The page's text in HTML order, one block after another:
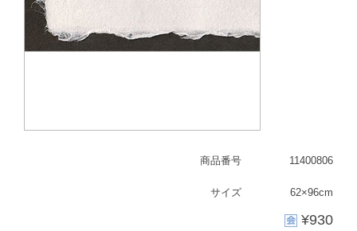
11400806
商品番号
62×96cm
サイズ
¥930